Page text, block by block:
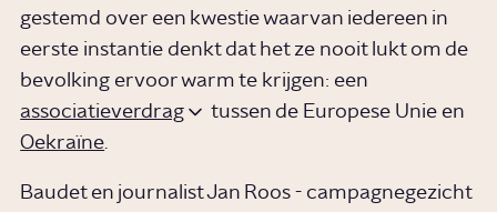
gestemd over een kwestie waarvan iedereen in
eerste instantie denkt dat het ze nooit lukt om de
bevolking ervoor warm te krijgen: een
associatieverdrag
tussen de Europese Unie en
Oekraïne.
Baudet en journalist Jan Roos - campagnegezicht